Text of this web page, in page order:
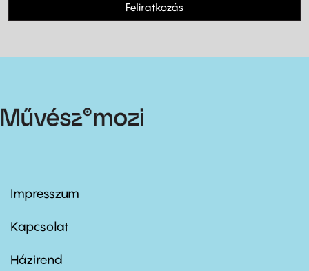
Feliratkozás
Footer
first
Impresszum
Kapcsolat
Footer
Házirend